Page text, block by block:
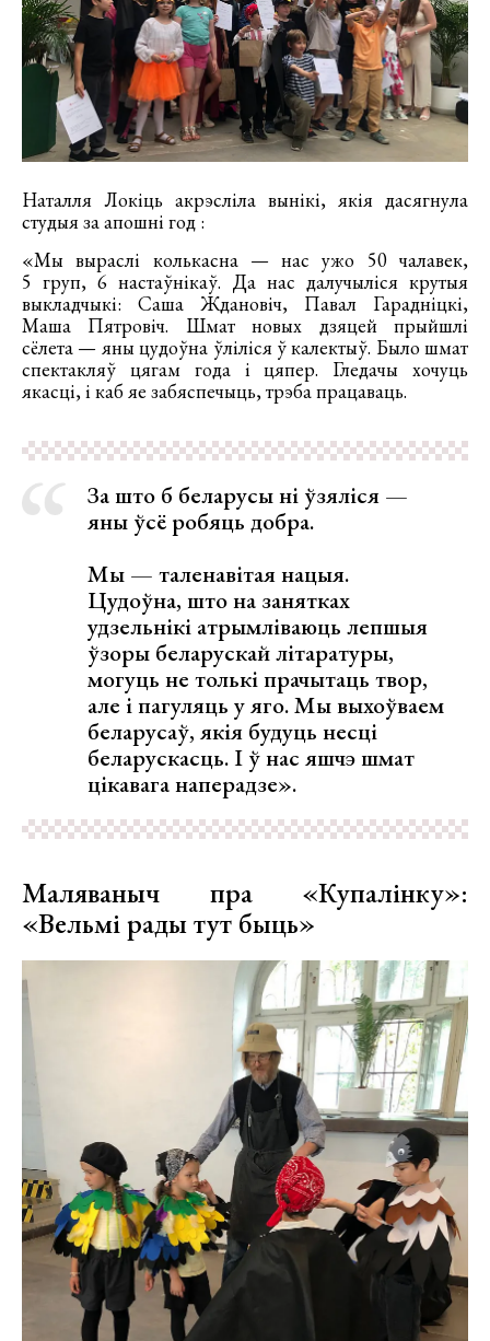
Наталля Локіць акрэсліла вынікі, якія дасягнула
студыя за апошні год :
«Мы выраслі колькасна — нас ужо 50 чалавек,
5 груп, 6 настаўнікаў. Да нас далучыліся крутыя
выкладчыкі: Саша Ждановіч, Павал Гарадніцкі,
Маша Пятровіч. Шмат новых дзяцей прыйшлі
сёлета — яны цудоўна ўліліся ў калектыў. Было шмат
спектакляў цягам года і цяпер. Гледачы хочуць
якасці, і каб яе забяспечыць, трэба працаваць.
За што б беларусы ні ўзяліся —
яны ўсё робяць добра.
Мы — таленавітая нацыя.
Цудоўна, што на занятках
удзельнікі атрымліваюць лепшыя
ўзоры беларускай літаратуры,
могуць не толькі прачытаць твор,
але і пагуляць у яго. Мы выхоўваем
беларусаў, якія будуць несці
беларускасць. І ў нас яшчэ шмат
цікавага наперадзе».
Маляваныч пра «Купалінку»:
«Вельмі рады тут быць»